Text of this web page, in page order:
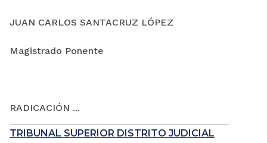
JUAN CARLOS SANTACRUZ LÓPEZ
Magistrado Ponente
RADICACIÓN ...
TRIBUNAL SUPERIOR DISTRITO JUDICIAL